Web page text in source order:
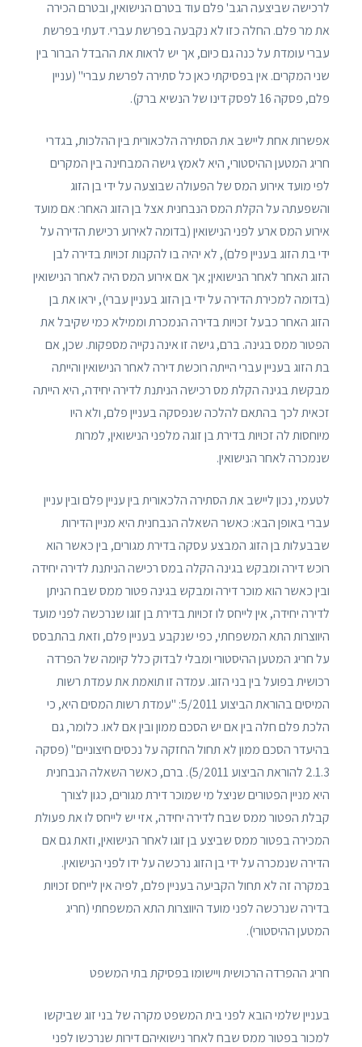
לרכישה שביצעה הגב' פלם עוד בטרם הנישואין, ובטרם הכירה
את מר פלם. החלה כזו לא נקבעה בפרשת עברי. דעתי בפרשת
עברי עומדת על כנה גם כיום, אך יש לראות את ההבדל הברור בין
שני המקרים. אין בפסיקתי כאן כל סתירה לפרשת עברי" (עניין
פלם, פסקה 16 לפסק דינו של הנשיא ברק).
אפשרות אחת ליישב את הסתירה הלכאורית בין ההלכות, בגדרי
חריג המטען ההיסטורי, היא לאמץ גישה המבחינה בין המקרים
לפי מועד אירוע המס של הפעולה שבוצעה על ידי בן הזוג
והשפעתה על הקלת המס הנבחנית אצל בן הזוג האחר: אם מועד
אירוע המס ארע לפני הנישואין (בדומה לאירוע רכישת הדירה על
ידי בת הזוג בעניין פלם), לא יהיה בו להקנות זכויות בדירה לבן
הזוג האחר לאחר הנישואין; אך אם אירוע המס היה לאחר הנישואין
(בדומה למכירת הדירה על ידי בן הזוג בעניין עברי), יראו את בן
הזוג האחר כבעל זכויות בדירה הנמכרת וממילא כמי שקיבל את
הפטור ממס בגינה. ברם, גישה זו אינה נקייה מספקות. שכן, אם
בת הזוג בעניין עברי הייתה רוכשת דירה לאחר הנישואין והייתה
מבקשת בגינה הקלת מס רכישה הניתנת לדירה יחידה, היא הייתה
זכאית לכך בהתאם להלכה שנפסקה בעניין פלם, ולא היו
מיוחסות לה זכויות בדירת בן זוגה מלפני הנישואין, למרות
שנמכרה לאחר הנישואין.
לטעמי, נכון ליישב את הסתירה הלכאורית בין עניין פלם ובין עניין
עברי באופן הבא: כאשר השאלה הנבחנית היא מניין הדירות
שבבעלות בן הזוג המבצע עסקה בדירת מגורים, בין כאשר הוא
רוכש דירה ומבקש בגינה הקלה במס רכישה הניתנת לדירה יחידה
ובין כאשר הוא מוכר דירה ומבקש בגינה פטור ממס שבח הניתן
לדירה יחידה, אין לייחס לו זכויות בדירת בן זוגו שנרכשה לפני מועד
היווצרות התא המשפחתי, כפי שנקבע בעניין פלם, וזאת בהתבסס
על חריג המטען ההיסטורי ומבלי לבדוק כלל קיומה של הפרדה
רכושית בפועל בין בני הזוג. עמדה זו תואמת את עמדת רשות
המיסים בהוראת הביצוע 5/2011: "עמדת רשות המסים היא, כי
הלכת פלם חלה בין אם יש הסכם ממון ובין אם לאו. כלומר, גם
בהיעדר הסכם ממון לא תחול החזקה על נכסים חיצוניים" (פסקה
2.1.3 להוראת הביצוע 5/2011). ברם, כאשר השאלה הנבחנית
היא מניין הפטורים שניצל מי שמוכר דירת מגורים, כגון לצורך
קבלת הפטור ממס שבח לדירה יחידה, אזי יש לייחס לו את פעולת
המכירה בפטור ממס שביצע בן זוגו לאחר הנישואין, וזאת גם אם
הדירה שנמכרה על ידי בן הזוג נרכשה על ידו לפני הנישואין.
במקרה זה לא תחול הקביעה בעניין פלם, לפיה אין לייחס זכויות
בדירה שנרכשה לפני מועד היווצרות התא המשפחתי (חריג
המטען ההיסטורי).
חריג ההפרדה הרכושית ויישומו בפסיקת בתי המשפט
בעניין שלמי הובא לפני בית המשפט מקרה של בני זוג שביקשו
למכור בפטור ממס שבח לאחר נישואיהם דירות שנרכשו לפני